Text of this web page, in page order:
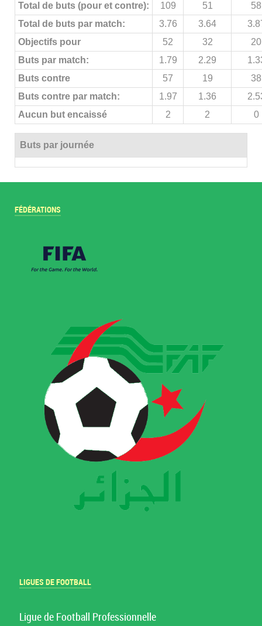
Total de buts (pour et contre):
109 51
58
Total de buts par match:
3.76 3.64
Objectifs pour
52 32
20
Buts par match:
1.79 2.29
Buts contre
57 19
38
Buts contre par match:
1.97 1.36
Aucun but encaissé
2 2 0
Buts par journée
FÉDÉRATIONS
LIGUES DE FOOTBALL
Ligue de Football Professionnelle